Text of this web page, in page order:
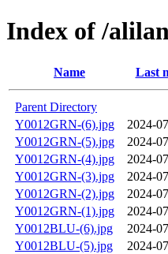
Index of /
Name Last
Parent Directory
Y0012GRN-(6).jpg
2024-
Y0012GRN-(5).jpg
2024-
Y0012GRN-(4).jpg
2024-
Y0012GRN-(3).jpg
2024-
Y0012GRN-(2).jpg
2024-
Y0012GRN-(1).jpg
2024-
Y0012BLU-(6).jpg
2024-
Y0012BLU-(5).jpg
2024-